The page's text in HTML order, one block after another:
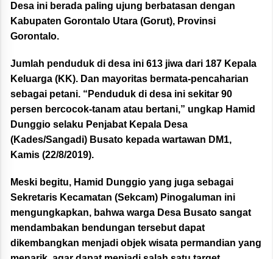
Desa ini berada paling ujung berbatasan dengan
Kabupaten Gorontalo Utara (Gorut), Provinsi
Gorontalo.
Jumlah penduduk di desa ini 613 jiwa dari 187 Kepala
Keluarga (KK). Dan mayoritas bermata-pencaharian
sebagai petani. “Penduduk di desa ini sekitar 90
persen bercocok-tanam atau bertani,” ungkap Hamid
Dunggio selaku Penjabat Kepala Desa
(Kades/Sangadi) Busato kepada wartawan DM1,
Kamis (22/8/2019).
Meski begitu, Hamid Dunggio yang juga sebagai
Sekretaris Kecamatan (Sekcam) Pinogaluman ini
mengungkapkan, bahwa warga Desa Busato sangat
mendambakan bendungan tersebut dapat
dikembangkan menjadi objek wisata permandian yang